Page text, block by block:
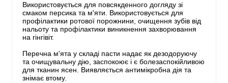
Використовується для повсякденного догляду зі
смаком персика та м'яти. Використовується для
профілактики ротової порожнини, очищення зубів від
нальоту та профілактики виникнення захворювання
на гінгівіт.
Перечна м'ята у складі пасти надає як дезодоруючу
та очищувальну дію, заспокоює і є болезаспокійливою
для тканин ясен. Виявляється антимікробна дія та
знімає втому.